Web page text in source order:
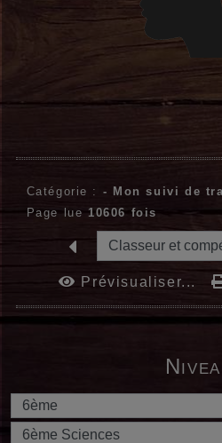
Catégorie : - Mon suivi de
Page lue 10606 fois
Prévisualiser...